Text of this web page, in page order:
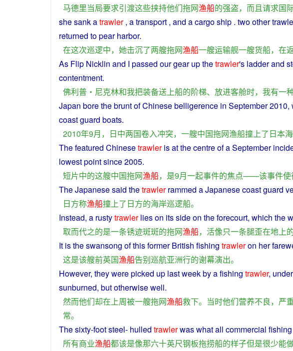
马德里当局要求引渡这些挟持他们拖网渔船的强盗， 而且请求国
shesankatrawler, atransport , and acargoship . twoother
returned topear harbor.
在这次巡逻中， 她击沉了两艘拖网渔船一艘运输舰一艘货船， 在
As Flip Nicklin and I passed ourgearup thetrawler's ladderand
contentment.
佛利普 ‧ 尼克林和我把装备送上船的阶梯、 放进客舱时， 我有一
Japan bore the brunt ofChinesebelligerence in September2010,
coastguard boats.
2010年9月， 日中两国卷入冲突， 一艘中国拖网渔船撞上了日本
Thefeatured Chinesetrawler isat thecentreof aSeptember
lowestpointsince2005.
短片中的这艘中国拖网渔船， 是9月一起事件的焦点——该事件使
TheJapanesesaid thetrawlerrammed aJapanesecoastguard
日方称渔船撞上了日方的海岸巡逻船。
Instead, a rustytrawlerlieson itssideon the forecourt, which the
取而代之的是一条锈迹斑斑的拖网渔船， 活像只一条腿歪在地上
It istheswansong ofthisformer British fishing trawleron her
这是该艘前英国渔船告别巡航亚洲行的谢幕演出。
However, theywerepicked up last week byafishing trawler,
sunburned, butotherwisewell.
然而他们却在上周被一艘拖网渔船救下。 当时他们营养不良， 严
常。
Thesixty-footsteel- hulled trawlerwaswhatall commercial fishing
所有商业渔船都该是像那六十英尺钢板拖捞船的样子但是很少能